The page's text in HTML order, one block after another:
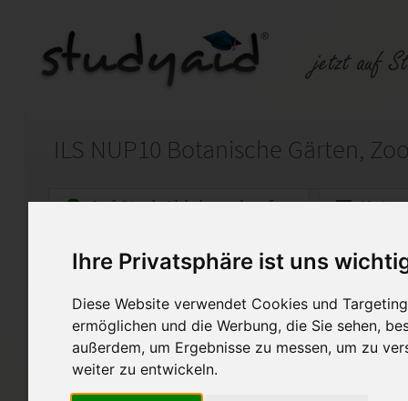
Ihre Privatsphäre ist uns
Diese Website verwendet Cookies und
ermöglichen und die Werbung, die Sie sehen,
außerdem, um Ergebnisse zu messen, um zu
weiter zu entwickeln.
Auf StudyAid.de verkaufen
Startseite Ökonomie und Ökologie
Lebensräume von Pflanzen
Erstellung von zwei
Powerpoint
Kindgerechte Erklärung der